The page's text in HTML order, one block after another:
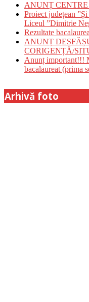
ANUNȚ
Proiect județean
Liceul ”Dimitrie
Rezultate
ANUNȚ
CORIGENȚĂ/
Anunț important!!!
bacalaureat (prima
Arhivă foto